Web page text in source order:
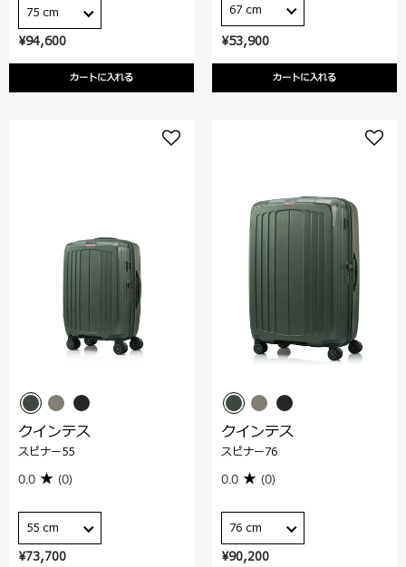
¥94,600
カートに入れる
75 cm
¥53,900
カートに入れる
67 cm
¥73,700
クインテス
スピナー55
0.0 (0)
55 cm
¥90,200
クインテス
スピナー76
0.0 (0)
76 cm